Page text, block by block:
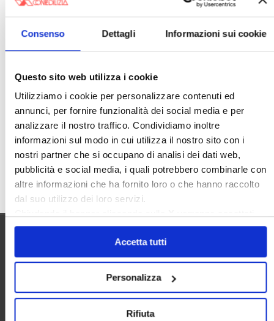
Consenso Dettagli Informazioni sui cookie
Questo sito web utilizza i cookie
Utilizziamo i cookie per personalizzare contenuti ed
annunci, per fornire funzionalità dei social media e per
analizzare il nostro traffico. Condividiamo inoltre
informazioni sul modo in cui utilizza il nostro sito con i
nostri partner che si occupano di analisi dei dati web,
pubblicità e social media, i quali potrebbero combinarle con
altre informazioni che ha fornito loro o che hanno raccolto
dal suo utilizzo dei loro servizi.
solo i cookie necessari.
Accetta tutti
Personalizza
Rifiuta
Libero Mercato
New York
Trasferimenti
Valore Case